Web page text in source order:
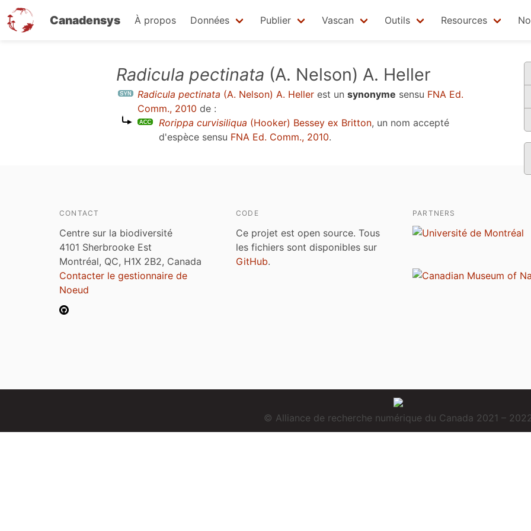
Canadensys À propos Données Publier Vascan Outils Resources
Radicula pectinata (A. Nelson) A. Heller
Radicula pectinata (A. Nelson) A. Heller est un synonyme sensu FNA Ed.
Comm., 2010 de :
Rorippa curvisiliqua (Hooker) Bessey ex Britton, un nom accepté
d'espèce sensu FNA Ed. Comm., 2010.
CONTACT
Centre sur la biodiversité
4101 Sherbrooke Est
Montréal, QC, H1X 2B2, Canada
Contacter le gestionnaire de
Noeud
CODE
Ce projet est open source. Tous
les fichiers sont disponibles sur
GitHub.
PARTNERS
© Alliance de recherche numérique du Canada 2021 –